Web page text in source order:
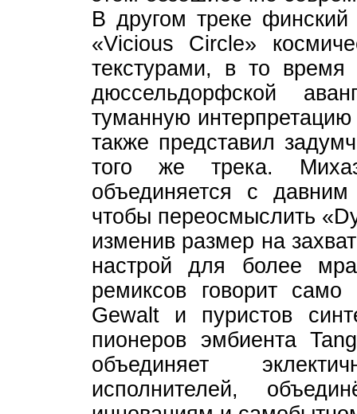
В другом треке
«Vicious Circle»
текстурами, в то
дюссельдорфской
туманную
также представил
того же трека.
объединяется с
чтобы переосмыслить
изменив размер на
настрой для более
ремиксов говорит само
Gewalt и пуристов
пионеров эмбиента
объединяет
исполнителей,